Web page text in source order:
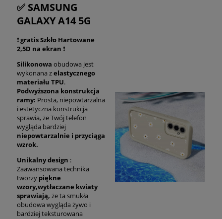
✅ SAMSUNG
GALAXY A14 5G
❗gratis Szkło Hartowane
2,5D na ekran ❗
Silikonowa obudowa jest
wykonana zelastycznego
materiału TPU.
Podwyższona konstrukcja
ramy: Prosta, niepowtarzalna
i estetyczna konstrukcja
sprawia, że Twój telefon
wygląda bardziej
niepowtarzalnie i przyciąga
wzrok.
Unikalny design :
Zaawansowana technika
tworzy piękne
wzory,wytłaczane kwiaty
sprawiają, że ta smukła
obudowa wygląda żywo i
bardziej teksturowana